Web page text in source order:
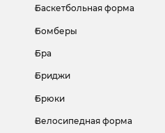
Баскетбольная форма
Бомберы
Бра
Бриджи
Брюки
Велосипедная форма